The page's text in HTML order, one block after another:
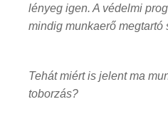
lényeg igen. A védelmi
mindig munkaerő megtartó
Tehát miért is jelent ma
toborzás?